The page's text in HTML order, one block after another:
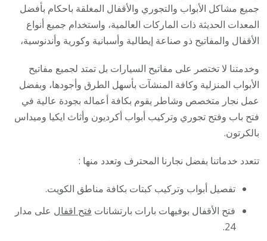
جميع مشاكل الأبواب والتجوري والأقفال المغلقة باحكام بأفضل
المعدات الحديثة ذات الماركات العالمية، واستخدام جميع أنواع
الأقفال والمفاتيح ذو صناعة إيطالية وأسبانية وكورية وأندنوسية،
وخدمتنا لا تختصر على مفاتيح السيارات بل تمتد لجميع مفاتيح
الأبواب المنزلية وكافة المنشآت بأسهل الطرق وأجودها، وبفضل
عمل نجار متخصص وشاطر يقوم بكافة أعماله بجودة عالية في
فتح باب وفتح تجوري وتركيب أبواب أكرديون وأثاث ايكيا وميداس
بالكرتون.
تتعدد خدماتنا بفضل نجارنا المحترف وتعدد منها :
تفصيل أبواب وتركيب كبتات بكافة مناطق الكويت.
فتح الأقفال بوفيهات بارات بارتشانات فتح اقفال على مدار
24.